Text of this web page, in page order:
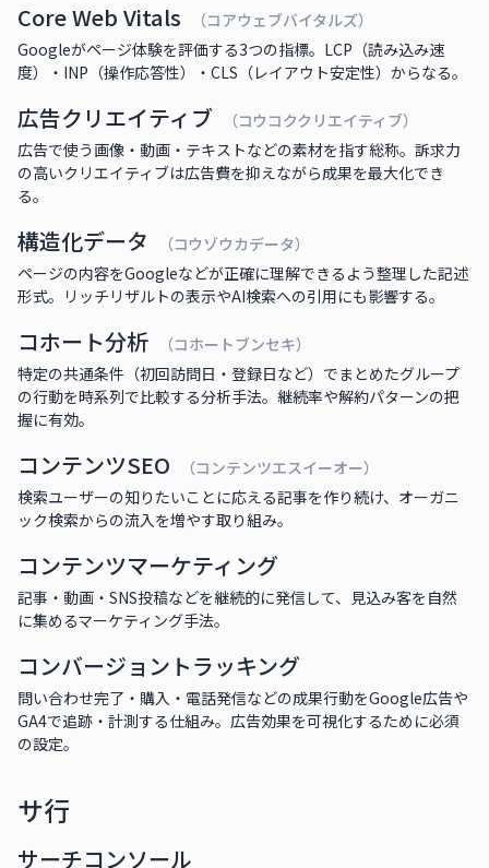
Core Web Vitals
（コアウェブバイタルズ）
Googleがページ体験を評価する3つの指標。LCP（読み込み速
度）・INP（操作応答性）・CLS（レイアウト安定性）からなる。
広告クリエイティブ
（コウコククリエイティブ）
広告で使う画像・動画・テキストなどの素材を指す総称。訴求力
の高いクリエイティブは広告費を抑えながら成果を最大化でき
る。
構造化データ
（コウゾウカデータ）
ページの内容をGoogleなどが正確に理解できるよう整理した記述
形式。リッチリザルトの表示やAI検索への引用にも影響する。
コホート分析
（コホートブンセキ）
特定の共通条件（初回訪問日・登録日など）でまとめたグループ
の行動を時系列で比較する分析手法。継続率や解約パターンの把
握に有効。
コンテンツSEO
（コンテンツエスイーオー）
検索ユーザーの知りたいことに応える記事を作り続け、オーガニ
ック検索からの流入を増やす取り組み。
コンテンツマーケティング
記事・動画・SNS投稿などを継続的に発信して、見込み客を自然
に集めるマーケティング手法。
コンバージョントラッキング
問い合わせ完了・購入・電話発信などの成果行動をGoogle広告や
GA4で追跡・計測する仕組み。広告効果を可視化するために必須
の設定。
サ行
サーチコンソール